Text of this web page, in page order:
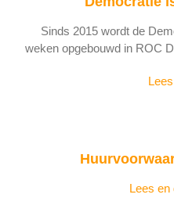
Sinds 2015 wordt de
weken opgebouwd in ROC
Lees en